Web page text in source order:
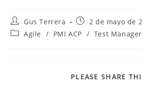
Gus Terrera
2 de mayo de
Agile
/ PMI ACP / Test Manager
PLEASE SHARE